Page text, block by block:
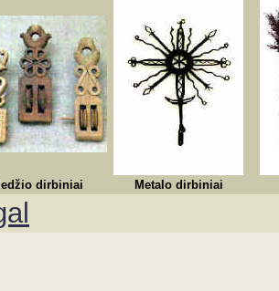
dirbiniai Metalo dirbiniai